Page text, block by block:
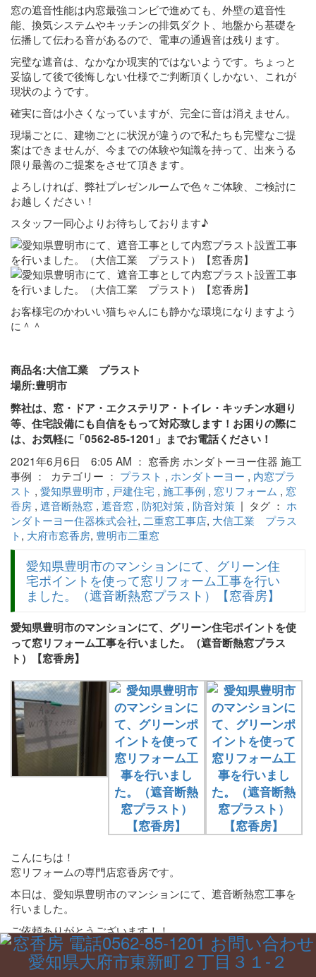
窓の遮音性能は内窓最強コンビで進めても、外壁の遮音性
能、換気システムやキッチンの排気ダクト、地盤から基礎を
伝播して伝わる音があるので、電車の通過音は残ります。
完璧な遮音は、なかなか現実的ではないようです。ちょっと
妥協して後で後悔しない仕様でご判断頂くしかない、これが
現状のようです。
確実に音は小さくなっていますが、完全に音は消えません。
現場ごとに、建物ごとに状況が違うので私たちも完璧なご提
案はできませんが、今までの体験や知識を持って、出来うる
限り最善のご提案をさせて頂きます。
よろしければ、弊社プレゼンルームで色々ご体験、ご検討に
お越しください！
スタッフ一同心よりお待ちしております♪
お客様宅のかわいい猫ちゃんにも静かな環境になりますよう
に＾＾
商品名:大信工業 プラスト
場所:豊明市
弊社は、窓・ドア・エクステリア・トイレ・キッチン水廻り
等、住宅設備にも自信をもって対応致します！お困りの際に
は、お気軽に「0562-85-1201」までお電話ください！
2021年6月6日 6:05 AM ： 窓香房 ホンダトーヨー住器 施工
事例 ： カテゴリー ： プラスト , ホンダトーヨー , 内窓プラ
スト , 愛知県豊明市 , 戸建住宅 , 施工事例 , 窓リフォーム , 窓
香房 , 遮音断熱窓 , 遮音窓 , 防犯対策 , 防音対策 | タグ ： ホ
ンダトーヨー住器株式会社, 二重窓工事店, 大信工業 プラス
ト, 大府市窓香房, 豊明市二重窓
愛知県豊明市のマンションにて、グリーン住
宅ポイントを使って窓リフォーム工事を行い
ました。（遮音断熱窓プラスト）【窓香房】
愛知県豊明市のマンションにて、グリーン住宅ポイントを使
って窓リフォーム工事を行いました。（遮音断熱窓プラス
ト）【窓香房】
こんにちは！
窓リフォームの専門店窓香房です。
本日は、愛知県豊明市のマンションにて、遮音断熱窓工事を
行いました。
ご依頼ありがとうございます！！